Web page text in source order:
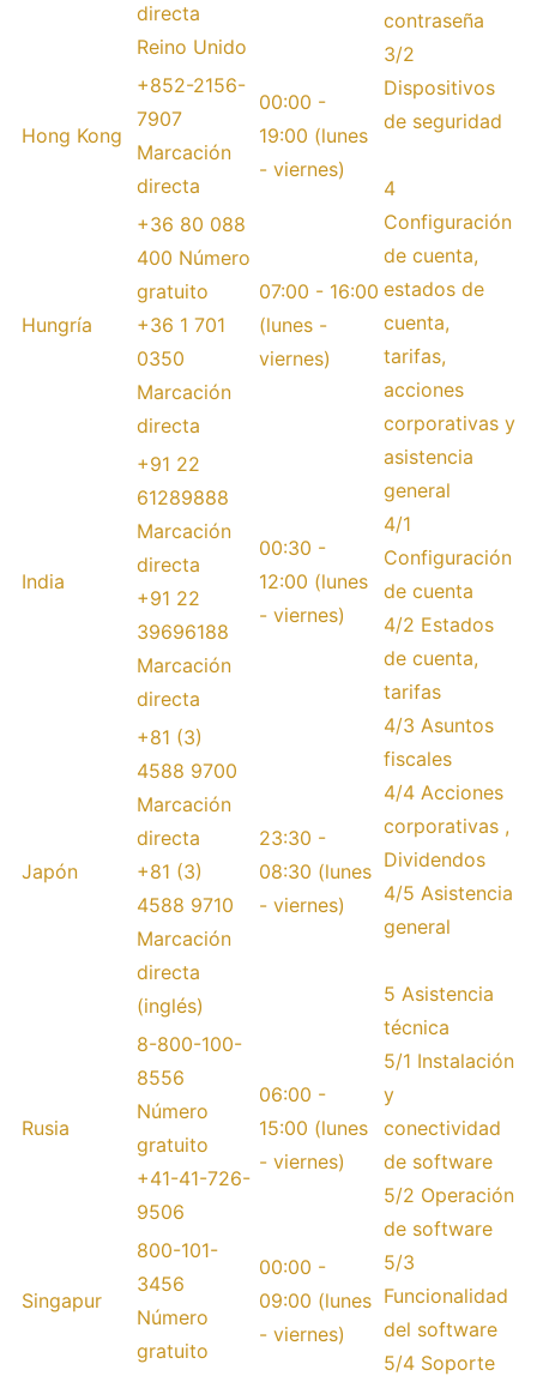
contraseña
3/2
Dispositivos
de seguridad
4
Configuración
de cuenta,
estados de
cuenta,
tarifas,
acciones
corporativas y
asistencia
general
4/1
Configuración
de cuenta
4/2 Estados
de cuenta,
tarifas
4/3 Asuntos
fiscales
4/4 Acciones
corporativas ,
Dividendos
4/5 Asistencia
general
5 Asistencia
técnica
5/1 Instalación
y
conectividad
de software
5/2 Operación
de software
5/3
Funcionalidad
del software
5/4 Soporte
directa
Reino Unido
Hong Kong
+852-2156-
7907
Marcación
directa
00:00 -
19:00 (lunes
- viernes)
Hungría
+36 80 088
400 Número
gratuito
+36 1 701
0350
Marcación
directa
07:00 - 16:00
(lunes -
viernes)
India
+91 22
61289888
Marcación
directa
+91 22
39696188
Marcación
directa
00:30 -
12:00 (lunes
- viernes)
Japón
+81 (3)
4588 9700
Marcación
directa
+81 (3)
4588 9710
Marcación
directa
(inglés)
23:30 -
08:30 (lunes
- viernes)
Rusia
8-800-100-
8556
Número
gratuito
+41-41-726-
9506
06:00 -
15:00 (lunes
- viernes)
Singapur
800-101-
3456
Número
gratuito
00:00 -
09:00 (lunes
- viernes)